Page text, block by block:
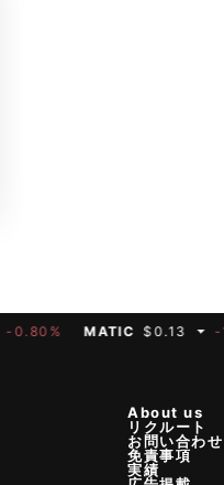
MATIC $0.13 -18.60%
About us
リクルート
お問い合わせ
免責事項
実績